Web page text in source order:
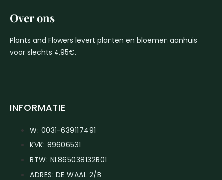
Over ons
Plants and Flowers levert planten en bloemen aanhuis
voor slechts 4,95€.
INFORMATIE
W: 0031-639117491
KVK: 89606531
BTW: NL865038132B01
ADRES: DE WAAL 2/B